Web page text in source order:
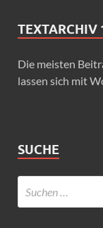
TEXTARCHIV
Die meisten
lassen sich mit
SUCHE